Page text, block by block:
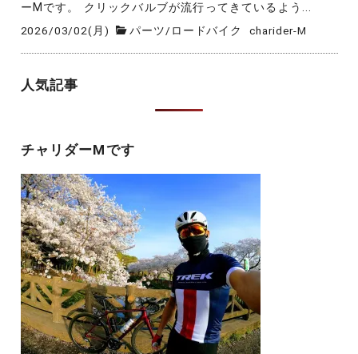
ーMです。 クリックバルブが流行ってきているよう...
2026/03/02(月) パーツ/ ロードバイク charider-M
人気記事
チャリダーMです